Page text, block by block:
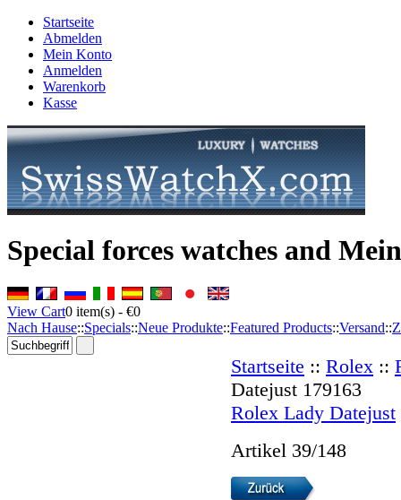
Startseite
Abmelden
Mein Konto
Anmelden
Warenkorb
Kasse
Special forces watches and
View Cart0 item(s) - €0
Nach Hause::Specials::Neue Produkte::Featured Products::Versand::
Startseite :: Rolex ::
Datejust 179163
Rolex Lady Datejust
Artikel 39/148